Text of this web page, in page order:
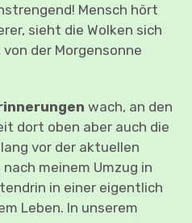
Mensch hört
sieht die Wolken sich
der Morgensonne
wach, an den
dort oben aber auch die
vor der aktuellen
meinem Umzug in
in einer eigentlich
Leben. In unserem